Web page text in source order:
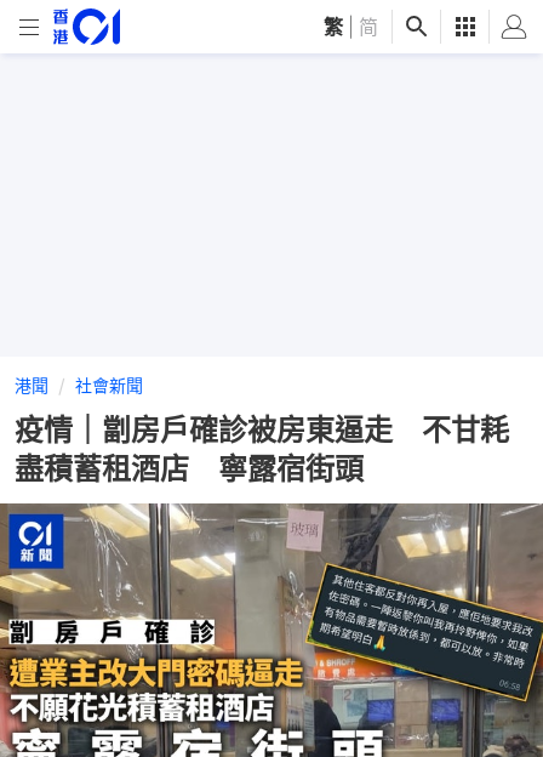
繁 简
港聞 社會新聞
疫情｜劏房戶確診被房東逼走 不甘耗
盡積蓄租酒店 寧露宿街頭